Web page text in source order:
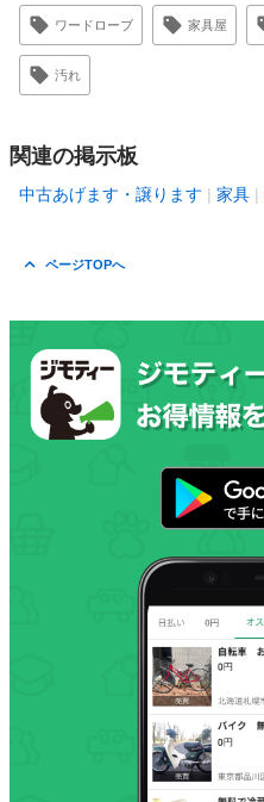
ワードローブ 家具屋
汚れ
関連の掲示板
中古あげます・譲ります 家具
ページTOPへ